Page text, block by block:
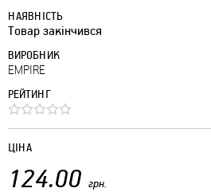
НАЯВНІСТЬ
Товар закінчився
ВИРОБНИК
EMPIRE
РЕЙТИНГ
ЦІНА
124.00 грн.